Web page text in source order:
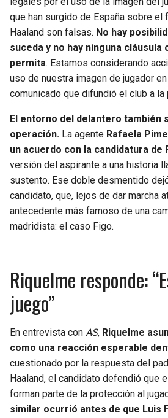
que han surgido de España sobre el
Haaland son falsas. No hay
suceda y no hay ninguna cláusula
permita. Estamos considerando
uso de nuestra imagen de jugador
comunicado que difundió el club a la
El entorno del delantero también
operación. La agente Rafaela
un acuerdo con la candidatura de
versión del aspirante a una historia
sustento. Ese doble desmentido
candidato, que, lejos de dar marcha
antecedente más famoso de una
madridista: el caso Figo.
Riquelme responde:
juego”
En entrevista con AS, Riquelme
como una reacción esperable
cuestionado por la respuesta del
Haaland, el candidato defendió que
forman parte de la protección al
similar ocurrió antes de que Luis